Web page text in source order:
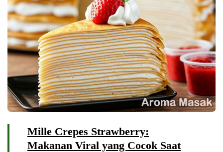
Mille Crepes Strawberry:
Makanan Viral yang Cocok Saat